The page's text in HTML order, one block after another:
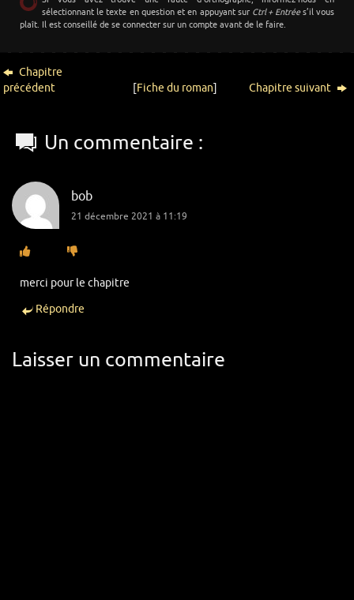
sélectionnant le texte en question et en appuyant sur Ctrl + Entrées’il vous
plaît. Il est conseillé de se connecter sur un compte avant de le faire.
Chapitre
précédent
[Fiche du roman] Chapitre suivant
Un commentaire :
bob
21 décembre 2021 à 11:19
merci pour le chapitre
Répondre
Laisser un commentaire